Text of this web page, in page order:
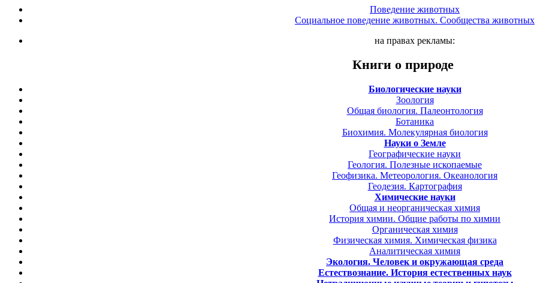
Поведение животных
Социальное поведение животных. Сообщества животных
на правах рекламы:
Книги о природе
Биологические науки
Зоология
Общая биология. Палеонтология
Ботаника
Биохимия. Молекулярная биология
Науки о Земле
Географические науки
Геология. Полезные ископаемые
Геофизика. Метеорология. Океанология
Геодезия. Картография
Химические науки
Общая и неорганическая химия
История химии. Общие работы по химии
Органическая химия
Физическая химия. Химическая физика
Аналитическая химия
Экология. Человек и окружающая среда
Естествознание. История естественных наук